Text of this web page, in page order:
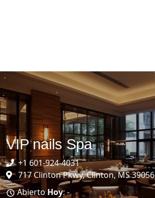
VIP nails Spa
+1 601-924-4031
717 Clinton Pkwy, Clinton, MS 39056
AbiertoHoy: -